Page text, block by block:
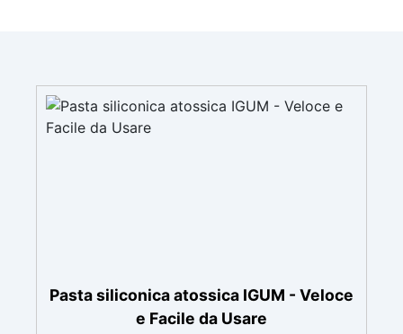
Pasta siliconica atossica IGUM - Veloce
e Facile da Usare